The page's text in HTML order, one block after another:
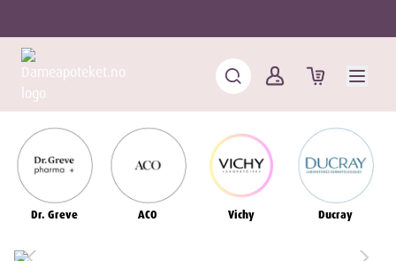
Dr. Greve ACO Vichy Ducray